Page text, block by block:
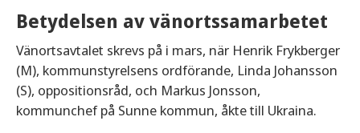
Betydelsen av vänortssamarbetet
Vänortsavtalet skrevs på i mars, när Henrik Frykberger
(M), kommunstyrelsens ordförande, Linda Johansson
(S), oppositionsråd, och Markus Jonsson,
kommunchef på Sunne kommun, åkte till Ukraina.